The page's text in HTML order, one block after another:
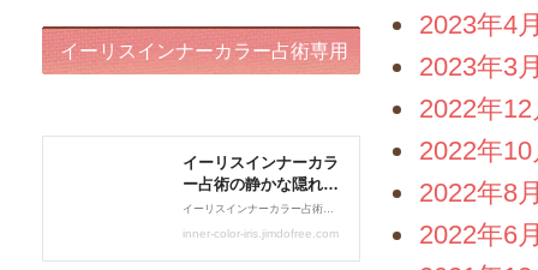
2023年4
2023年3
2022年12
2022年10
2022年8
2022年6
イーリスインナーカラー占術専用